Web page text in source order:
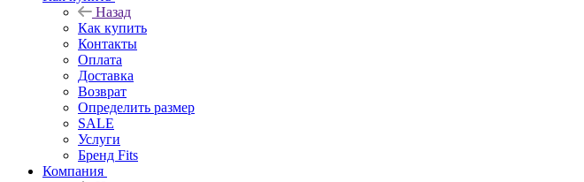
Назад
Как купить
Контакты
Оплата
Доставка
Возврат
Определить размер
SALE
Услуги
Бренд Fits
Компания